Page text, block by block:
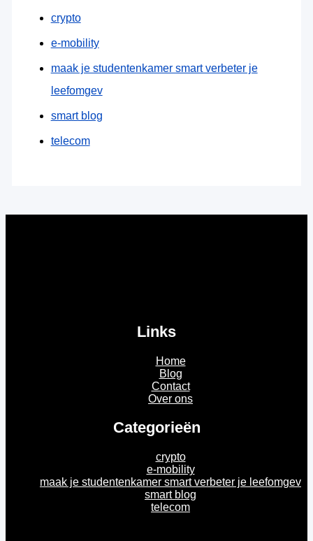
crypto
e-mobility
maak je studentenkamer smart verbeter je
leefomgev
smart blog
telecom
Links
Home
Blog
Contact
Over ons
Categorieën
crypto
e-mobility
maak je studentenkamer smart verbeter je leefomgev
smart blog
telecom